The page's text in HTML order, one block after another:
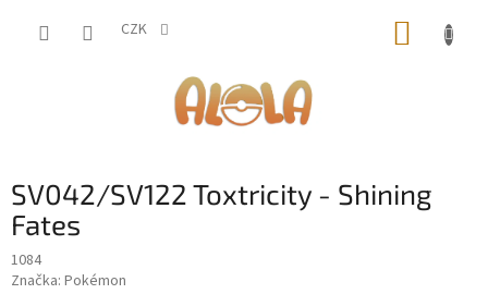
CZK
SV042/SV122 Toxtricity - Shining
Fates
1084
Značka: Pokémon